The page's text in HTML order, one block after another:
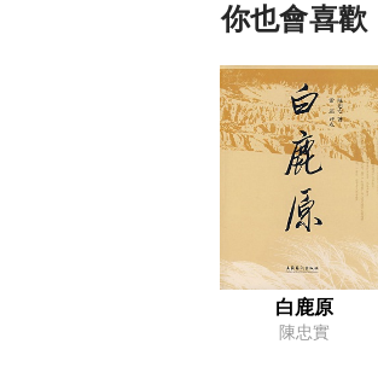
你也會喜歡
白鹿原
陳忠實